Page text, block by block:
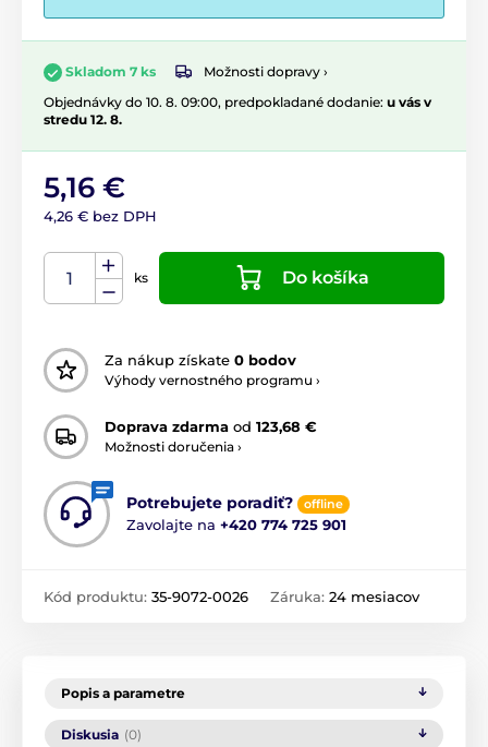
Skladom 7 ks
Možnosti dopravy ›
Objednávky do 10. 8. 09:00, predpokladané dodanie: u vás v
stredu 12. 8.
5,16 €
4,26 € bez DPH
ks Do košíka
Za nákup získate 0 bodov
Výhody vernostného programu ›
Doprava zdarma od 123,68 €
Možnosti doručenia ›
Potrebujete poradiť? offline
Zavolajte na +420 774 725 901
Kód produktu: 35-9072-0026 Záruka: 24 mesiacov
Popis a parametre
Diskusia (0)